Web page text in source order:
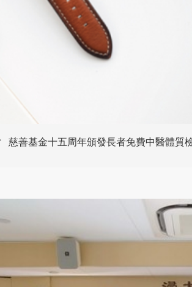
慈善基金十五周年頒發長者免費中醫體質